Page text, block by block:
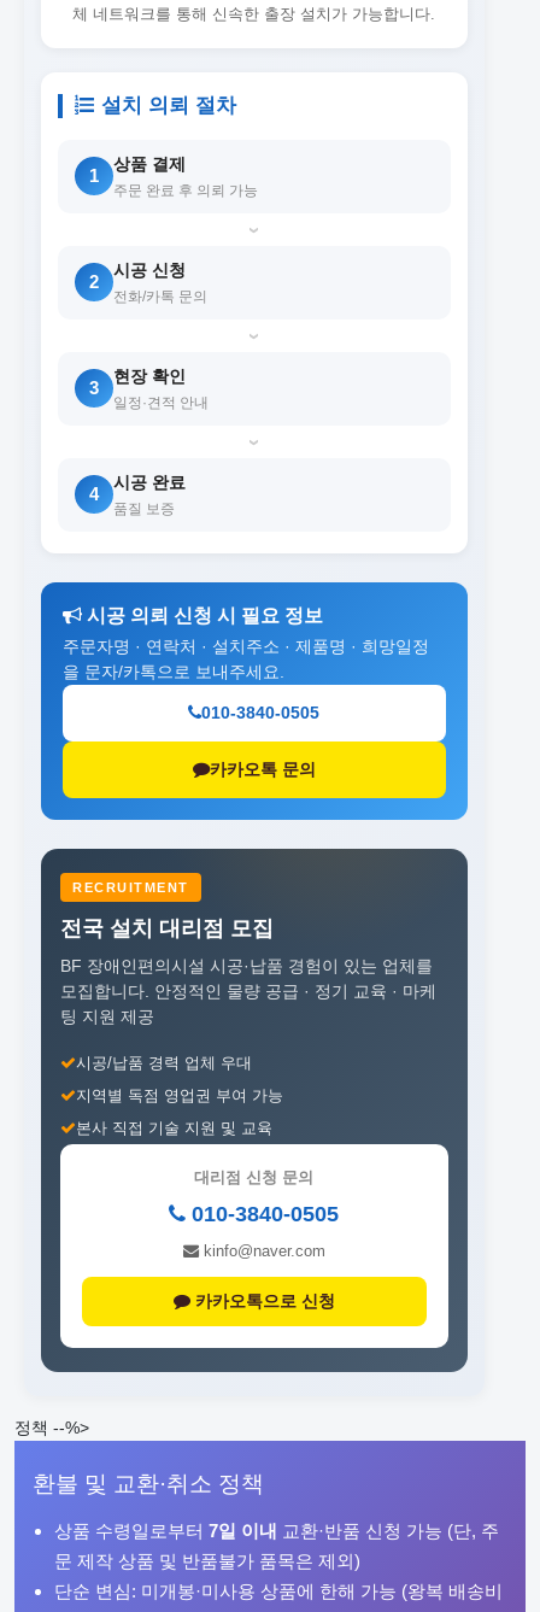
체 네트워크를 통해 신속한 출장 설치가 가능합니다.
설치 의뢰 절차
1
상품 결제
주문 완료 후 의뢰 가능
›
2
시공 신청
전화/카톡 문의
›
3
현장 확인
일정·견적 안내
›
4
시공 완료
품질 보증
시공 의뢰 신청 시 필요 정보
주문자명 · 연락처 · 설치주소 · 제품명 · 희망일정
을 문자/카톡으로 보내주세요.
010-3840-0505
카카오톡 문의
RECRUITMENT
전국 설치 대리점 모집
BF 장애인편의시설 시공·납품 경험이 있는 업체를
모집합니다. 안정적인 물량 공급 · 정기 교육 · 마케
팅 지원 제공
시공/납품 경력 업체 우대
지역별 독점 영업권 부여 가능
본사 직접 기술 지원 및 교육
대리점 신청 문의
010-3840-0505
kinfo@naver.com
카카오톡으로 신청
정책 --%>
환불 및 교환·취소 정책
상품 수령일로부터 7일 이내 교환·반품 신청 가능 (단, 주
문 제작 상품 및 반품불가 품목은 제외)
단순 변심: 미개봉·미사용 상품에 한해 가능 (왕복 배송비